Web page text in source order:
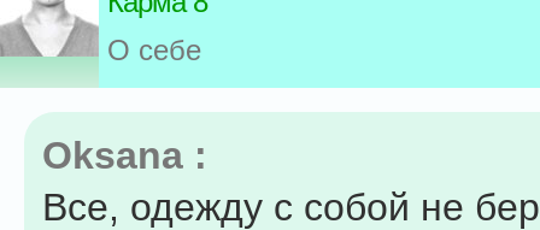
О себе
Oksana :
Все, одежду с собой не